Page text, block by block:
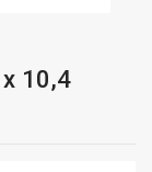
10,4